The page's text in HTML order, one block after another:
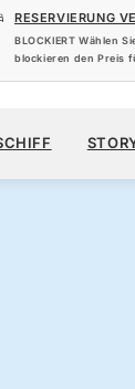
RESERVIERUNG
BLOCKIERT Wählen
blockieren den Preis
KREUZFAHRT